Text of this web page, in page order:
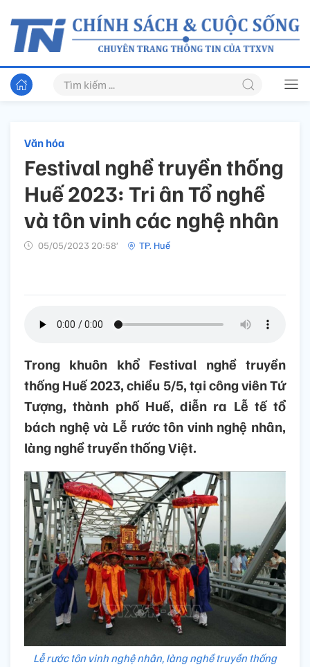
Văn hóa
Festival nghề truyền thống
Huế 2023: Tri ân Tổ nghề
và tôn vinh các nghệ nhân
05/05/2023 20:58’ TP. Huế
Trong khuôn khổ Festival nghề truyền
thống Huế 2023, chiều 5/5, tại công viên Tứ
Tượng, thành phố Huế, diễn ra Lễ tế tổ
bách nghệ và Lễ rước tôn vinh nghệ nhân,
làng nghề truyền thống Việt.
Lễ rước tôn vinh nghệ nhân, làng nghề truyền thống